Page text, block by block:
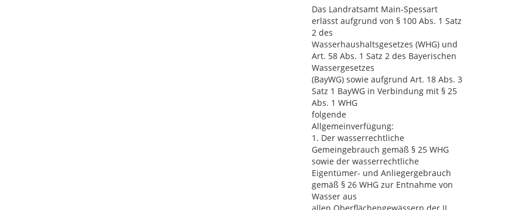
Das Landratsamt Main-Spessart
erlässt aufgrund von § 100 Abs. 1 Satz
2 des
Wasserhaushaltsgesetzes (WHG) und
Art. 58 Abs. 1 Satz 2 des Bayerischen
Wassergesetzes
(BayWG) sowie aufgrund Art. 18 Abs. 3
Satz 1 BayWG in Verbindung mit § 25
Abs. 1 WHG
folgende
Allgemeinverfügung:
1. Der wasserrechtliche
Gemeingebrauch gemäß § 25 WHG
sowie der wasserrechtliche
Eigentümer- und Anliegergebrauch
gemäß § 26 WHG zur Entnahme von
Wasser aus